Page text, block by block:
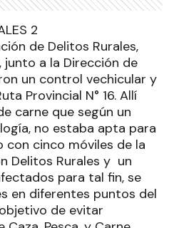
de Delitos Rurales,
junto a la Dirección de
un control vechicular y
Provincial N° 16. Allí
carne que según un
no estaba apta para
cinco móviles de la
Delitos Rurales y un
para tal fin, se
en diferentes puntos del
de evitar